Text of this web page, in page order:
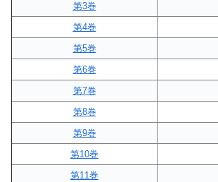
第3巻
第4巻
第5巻
第6巻
第7巻
第8巻
第9巻
第10巻
第11巻